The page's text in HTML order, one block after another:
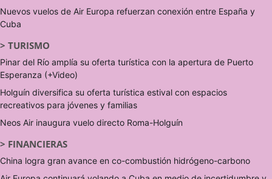
Nuevos vuelos de Air Europa refuerzan conexión entre España y
Cuba
> TURISMO
Pinar del Río amplía su oferta turística con la apertura de Puerto
Esperanza (+Video)
Holguín diversifica su oferta turística estival con espacios
recreativos para jóvenes y familias
Neos Air inaugura vuelo directo Roma-Holguín
> FINANCIERAS
China logra gran avance en co-combustión hidrógeno-carbono